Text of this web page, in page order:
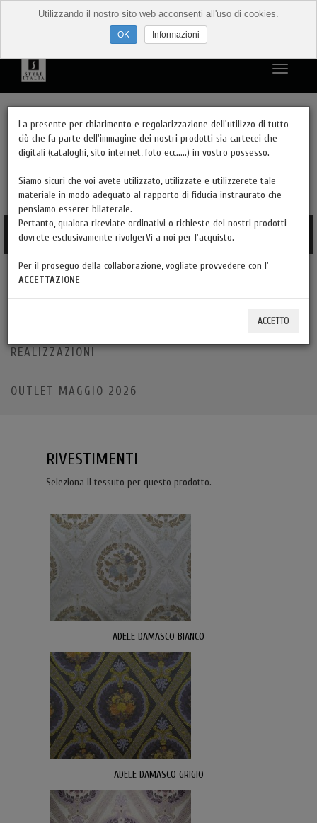
PRODOTTI PER STILI
PRODOTTI PER TIPOLOGIA
DESIGN E MODERNO
FINITURE
HAI LA PARTITA IVA?
REALIZZAZIONI
OUTLET MAGGIO 2026
RIVESTIMENTI
Seleziona il tessuto per questo prodotto.
ADELE DAMASCO BIANCO
ADELE DAMASCO GRIGIO
La presente per chiarimento e regolarizzazione dell'utilizzo di tutto
ciò che fa parte dell'immagine dei nostri prodotti sia cartecei che
digitali (cataloghi, sito internet, foto ecc.....) in vostro possesso.
Siamo sicuri che voi avete utilizzato, utilizzate e utilizzerete tale
materiale in modo adeguato al rapporto di fiducia instraurato che
pensiamo esserer bilaterale.
Pertanto, qualora riceviate ordinativi o richieste dei nostri prodotti
dovrete esclusivamente rivolgerVi a noi per l'acquisto.
Per il proseguo della collaborazione, vogliate provvedere con l'
ACCETTAZIONE
ACCETTO
Utilizzando il nostro sito web acconsenti all'uso di cookies.
Informazioni